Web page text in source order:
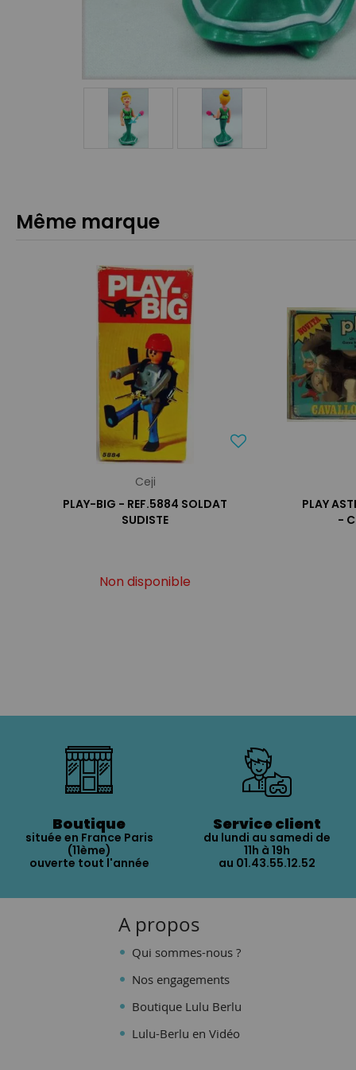
Même marque
Ceji
PLAY-BIG - REF.5884 SOLDAT
SUDISTE
Non disponible
PLAY
-
Boutique
située en France Paris
(11ème)
ouverte tout l'année
Service client
du lundi au samedi de
11h à 19h
au 01.43.55.12.52
A propos
Qui sommes-nous ?
Nos engagements
Boutique Lulu Berlu
Lulu-Berlu en Vidéo